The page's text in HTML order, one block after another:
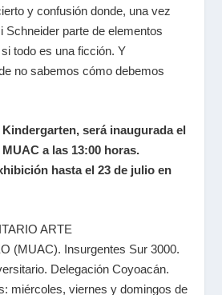
y confusión donde, una vez
Schneider parte de elementos
todo es una ficción. Y
no sabemos cómo debemos
será inaugurada el
a las 13:00 horas.
hasta el 23 de julio en
ARTE
(MUAC). Insurgentes Sur 3000.
Delegación Coyoacán.
miércoles, viernes y domingos de